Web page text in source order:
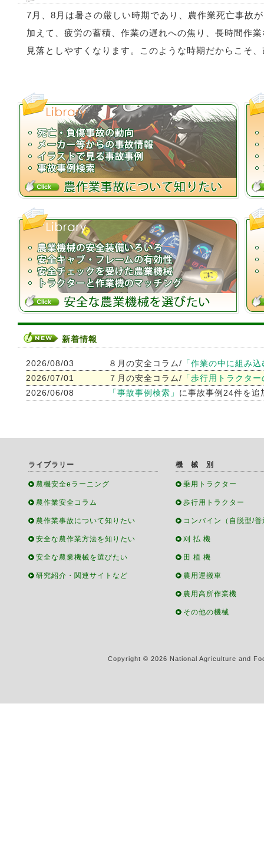
農作業死亡事故は1年間に約300件も起こって
死亡事故の6～7割は農業機械作業中に起きてお
次いで歩行用トラクター・農用運搬車で多く起こ
情報を活用して安全かつ快適に農作業を行い
乗用トラクターや農用運搬車の作業では転落・転
歩行用トラクター作業では挟まれに注意！・・
7月、8月は暑さの厳しい時期であり、農作業死亡事故
加えて、疲労の蓄積、作業の遅れへの焦り、長時間作
見落としやすくなります。このような時期だからこそ
新着情報
2026/08/03 ８月の安全コラム/ 「作業の中に組み
2026/07/01
７月の安全コラム/ 「歩行用トラクタ
2026/06/08
「事故事例検索」 に事故事例24件を追
ライブラリー
農機安全eラーニング
農作業安全コラム
農作業事故について知りたい
安全な農作業方法を知りたい
安全な農業機械を選びたい
研究紹介・関連サイトなど
機 械 別
乗用トラクター
歩行用トラクター
コンバイン（自脱型/普
刈 払 機
田 植 機
農用運搬車
農用高所作業機
その他の機械
Copyright © 2026 National Agriculture and